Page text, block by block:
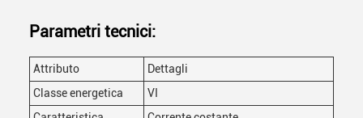
Parametri tecnici:
Attributo
Dettagli
Classe energetica
VI